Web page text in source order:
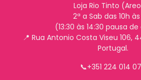
Loja Rio Tinto
2ª a Sab das 10h às
(13:30 às 14:30 pausa
📍 Rua Antonio Costa Viseu 106,
Portugal.
📞+351 224 014